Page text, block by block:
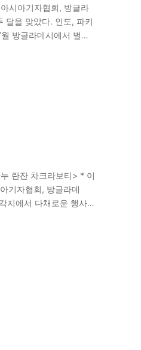
시아기자협회, 방글라
달을 맞았다. 인도, 파키
방글라데시에서 벌어
란잔 차크라보티> * 이
기자협회, 방글라데
지에서 다채로운 행사